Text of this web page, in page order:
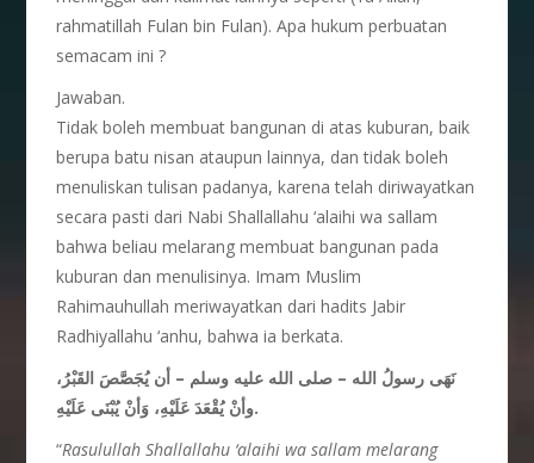
rahmatillah Fulan bin Fulan). Apa hukum perbuatan
semacam ini ?
Jawaban.
Tidak boleh membuat bangunan di atas kuburan, baik
berupa batu nisan ataupun lainnya, dan tidak boleh
menuliskan tulisan padanya, karena telah diriwayatkan
secara pasti dari Nabi Shallallahu ‘alaihi wa sallam
bahwa beliau melarang membuat bangunan pada
kuburan dan menulisinya. Imam Muslim
Rahimauhullah meriwayatkan dari hadits Jabir
Radhiyallahu ‘anhu, bahwa ia berkata.
نَهَى رسولُ الله – صلى الله عليه وسلم – أن يُجَصَّصَ القَبْرُ،
وأنْ يُقْعَدَ عَلَيْهِ، وَأنْ يُبْنَى عَلَيْهِ.
“Rasulullah Shallallahu ‘alaihi wa sallam melarang